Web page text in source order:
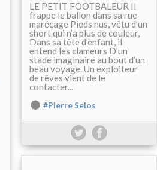
LE PETIT FOOTBALEUR Il
frappe le ballon dans sa rue
marécage Pieds nus, vêtu d’un
short qui n’a plus de couleur,
Dans sa tête d’enfant, il
entend les clameurs D’un
stade imaginaire au bout d’un
beau voyage. Un exploiteur
de rêves vient de le
contacter...
#Pierre Selos